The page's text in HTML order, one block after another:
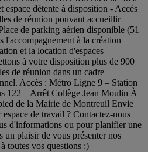
espace détente à disposition - Accès
de réunion pouvant accueillir
de parking aérien disponible (51
l'accompagnement à la création
et la location d'espaces
à votre disposition plus de 900
de réunion dans un cadre
Accès : Métro Ligne 9 – Station
122 – Arrêt Collège Jean Moulin À
de la Mairie de Montreuil Envie
de travail ? Contactez-nous
d'informations ou pour planifier une
un plaisir de vous présenter nos
toutes vos questions :)